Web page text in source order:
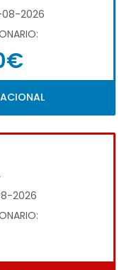
2026
2026